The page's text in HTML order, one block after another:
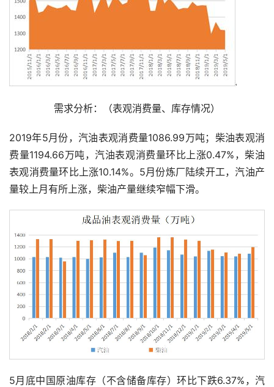
需求分析：（表观消费量、库存情况）
2019年5月份，汽油表观消费量1086.99万吨；柴油表观消
费量1194.66万吨，汽油表观消费量环比上涨0.47%，柴油
表观消费量环比上涨10.14%。5月份炼厂陆续开工，汽油产
量较上月有所上涨，柴油产量继续窄幅下滑。
5月底中国原油库存（不含储备库存）环比下跌6.37%，汽